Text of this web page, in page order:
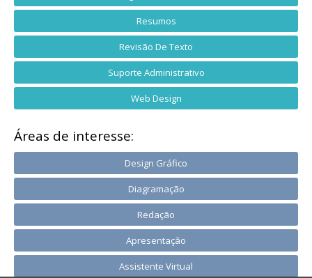
Resumos
Revisão De Texto
Suporte Administrativo
Web Design
Áreas de interesse:
Design Gráfico
Diagramação
Redação
Apresentação
Assistente Virtual